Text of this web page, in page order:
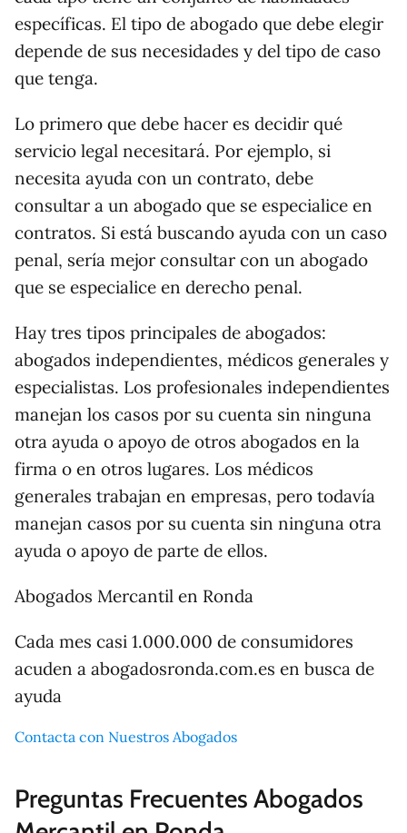
específicas. El tipo de abogado que debe elegir
depende de sus necesidades y del tipo de caso
que tenga.
Lo primero que debe hacer es decidir qué
servicio legal necesitará. Por ejemplo, si
necesita ayuda con un contrato, debe
consultar a un abogado que se especialice en
contratos. Si está buscando ayuda con un caso
penal, sería mejor consultar con un abogado
que se especialice en derecho penal.
Hay tres tipos principales de abogados:
abogados independientes, médicos generales y
especialistas. Los profesionales independientes
manejan los casos por su cuenta sin ninguna
otra ayuda o apoyo de otros abogados en la
firma o en otros lugares. Los médicos
generales trabajan en empresas, pero todavía
manejan casos por su cuenta sin ninguna otra
ayuda o apoyo de parte de ellos.
Abogados Mercantil en Ronda
Cada mes casi 1.000.000 de consumidores
acuden a abogadosronda.com.es en busca de
ayuda
Contacta con Nuestros Abogados
Preguntas Frecuentes Abogados